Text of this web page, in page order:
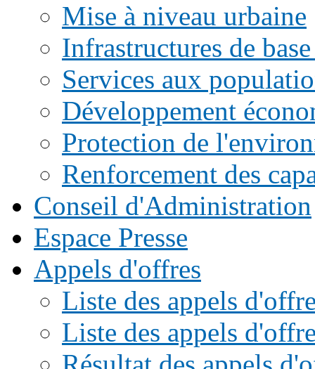
Mise à niveau urbaine
Infrastructures de
Services aux
Développement
Protection de
Renforcement des
Conseil d'Administration
Espace Presse
Appels d'offres
Liste des appels
Liste des appels